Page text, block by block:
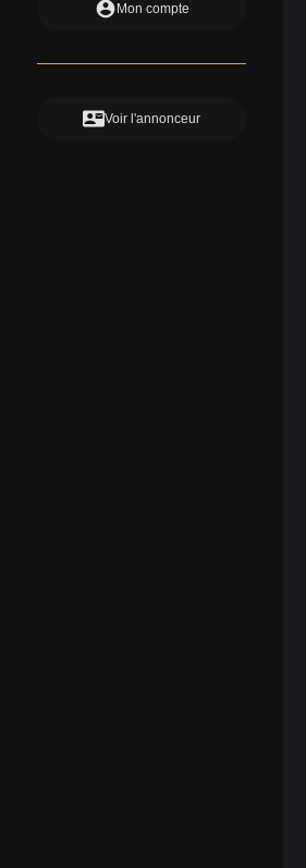
account_circle Mon compte
contact_mailVoir l'annonceur